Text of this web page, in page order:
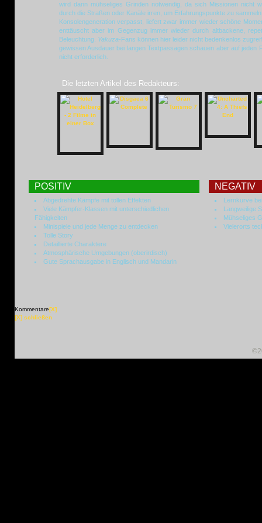
wird dann mühseliges Grinden notwendig, da sich Missionen nicht
durch die Straßen oder Kanäle irren, um Erfahrungspunkte zu
Konsolengeneration verpasst, liefert zwar immer wieder schöne
enttäuscht aber im Gegenzug immer wieder durch altbackene,
Beleuchtung. Yakuza-Fans können hier leider nicht bedenkenlos
gewissen Ausdauer bei langen Textpassagen schauen aber auf jeden
nicht erforderlich.
Die letzten Artikel des Redakteurs:
POSITIV NEGATIV
Abgedrehte Kämpfe mit tollen Effekten
Viele Kämpfer-Klassen mit unterschiedlichen
Fähigkeiten
Minispiele und jede Menge zu entdecken
Tolle Story
Detaillierte Charaktere
Atmosphärische Umgebungen (oberirdisch)
Gute Sprachausgabe in Englisch und Mandarin
Lernkurve
Langweilige
Mühseliges
Vielerorts
Kommentare[X]
[X] schließen